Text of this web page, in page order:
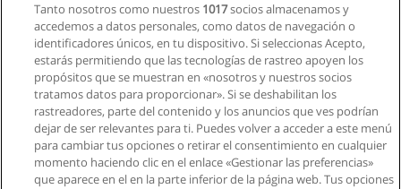
Tanto nosotros como nuestros 1017socios almacenamos y
accedemos a datos personales, como datos de navegación o
identificadores únicos, en tu dispositivo. Si seleccionas Acepto,
estarás permitiendo que las tecnologías de rastreo apoyen los
propósitos que se muestran en «nosotros y nuestros socios
tratamos datos para proporcionar». Si se deshabilitan los
rastreadores, parte del contenido y los anuncios que ves podrían
dejar de ser relevantes para ti. Puedes volver a acceder a este menú
para cambiar tus opciones o retirar el consentimiento en cualquier
momento haciendo clic en el enlace «Gestionar las preferencias»
que aparece en el en la parte inferior de la página web. Tus opciones